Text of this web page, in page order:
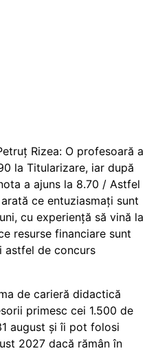
Rizea: O profesoară a
la Titularizare, iar după
a ajuns la 8.70 / Astfel
ce entuziasmați sunt
cu experiență să vină la
resurse financiare sunt
astfel de concurs
de carieră didactică
primesc cei 1.500 de
august și îi pot folosi
2027 dacă rămân în